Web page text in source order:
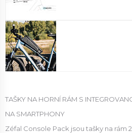
TAŠKY NA HORNÍ RÁM S
NA SMARTPHONY
Zéfal Console Pack jsou tašky na rám